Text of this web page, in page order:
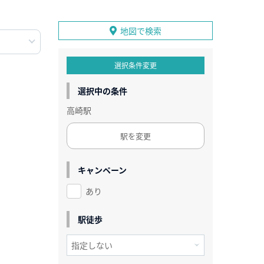
地図で検索
選択条件変更
選択中の条件
高崎駅
駅を変更
キャンペーン
あり
駅徒歩